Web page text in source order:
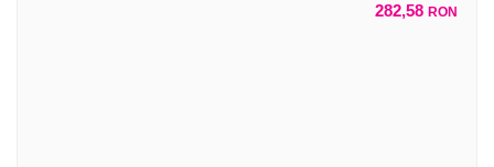
282,58 RON